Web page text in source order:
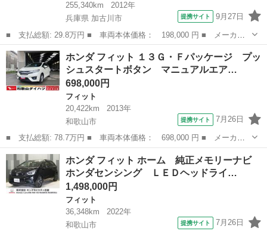
255,340km
2012年
兵庫県 加古川市
提携サイト 9月27日
■ 支払総額: 29.8万円 ■ 車両本体価格： 198,000 円 ■ メーカー
名： ホンダ ■ 車種名： フィットハイブリッド ■ グレード
名： スマートセレクション エアコン パワステ パワーウインド
ウ エアバック ...
兵庫 加古川市 フィット
ホンダ フィット １３Ｇ・Ｆパッケージ プッ
シュスタートボタン マニュアルエア…
698,000円
フィット
20,422km
2013年
和歌山市
提携サイト 7月26日
■ 支払総額: 78.7万円 ■ 車両本体価格： 698,000 円 ■ メーカー
名： ホンダ ■ 車種名： フィット ■ グレード名： １３Ｇ・Ｆ
パッケージ プッシュスタートボタン マニュアルエアコン 純正ナ
ビ バックモ...
和歌山 和歌山市 フィット
ホンダ フィット ホーム 純正メモリーナビ
ホンダセンシング ＬＥＤヘッドライ…
1,498,000円
フィット
36,348km
2022年
和歌山市
提携サイト 7月26日